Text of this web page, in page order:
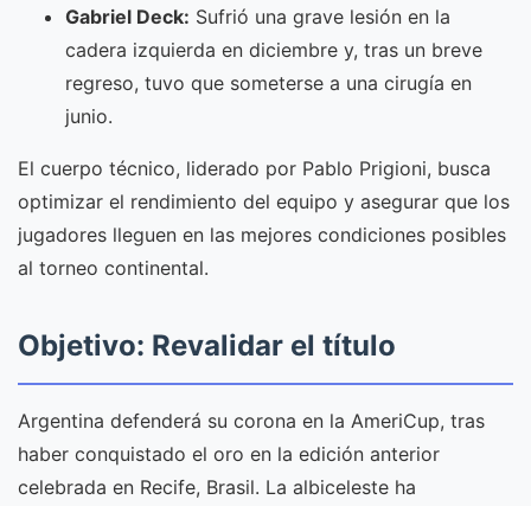
Gabriel Deck: Sufrió una grave lesión en la
cadera izquierda en diciembre y, tras un breve
regreso, tuvo que someterse a una cirugía en
junio.
El cuerpo técnico, liderado por Pablo Prigioni, busca
optimizar el rendimiento del equipo y asegurar que los
jugadores lleguen en las mejores condiciones posibles
al torneo continental.
Objetivo: Revalidar el título
Argentina defenderá su corona en la AmeriCup, tras
haber conquistado el oro en la edición anterior
celebrada en Recife, Brasil. La albiceleste ha